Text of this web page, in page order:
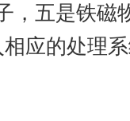
，五是铁磁
应的处理